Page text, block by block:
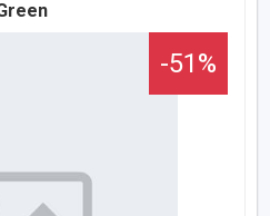
-51%